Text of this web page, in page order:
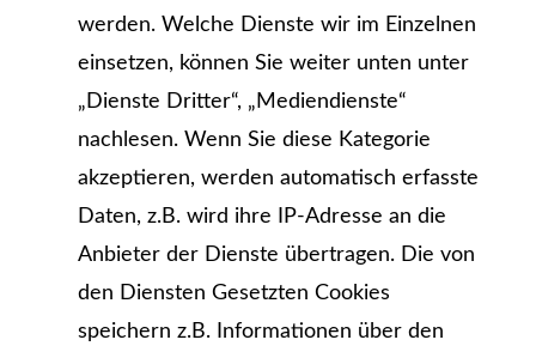
werden. Welche Dienste wir im Einzelnen
einsetzen, können Sie weiter unten unter
„Dienste Dritter“, „Mediendienste“
nachlesen. Wenn Sie diese Kategorie
akzeptieren, werden automatisch erfasste
Daten, z.B. wird ihre IP-Adresse an die
Anbieter der Dienste übertragen. Die von
den Diensten Gesetzten Cookies
speichern z.B. Informationen über den